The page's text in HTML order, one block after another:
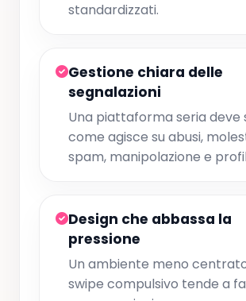
standardizzati.
Gestione chiara delle
segnalazioni
Una piattaforma seria deve
come agisce su abusi,
spam, manipolazione e
Design che abbassa la
pressione
Un ambiente meno
swipe compulsivo tende a